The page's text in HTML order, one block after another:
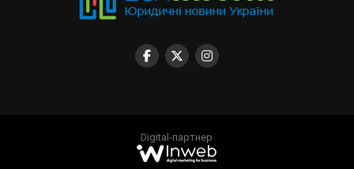
Digital-партнер